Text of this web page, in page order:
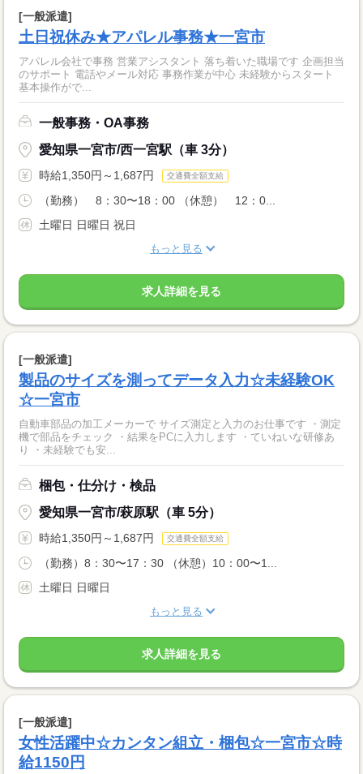
[一般派遣]
土日祝休み★アパレル事務★一宮市
アパレル会社で事務 営業アシスタント 落ち着いた職場です 企画担当
のサポート 電話やメール対応 事務作業が中心 未経験からスタート
基本操作がで...
一般事務・OA事務
愛知県一宮市/西一宮駅（車 3分）
時給1,350円～1,687円 交通費全額支給
（勤務） 8：30〜18：00 （休憩） 12：0...
土曜日 日曜日 祝日
もっと見る
求人詳細を見る
[一般派遣]
製品のサイズを測ってデータ入力☆未経験OK
☆一宮市
自動車部品の加工メーカーで サイズ測定と入力のお仕事です ・測定
機で部品をチェック ・結果をPCに入力します ・ていねいな研修あ
り ・未経験でも安...
梱包・仕分け・検品
愛知県一宮市/萩原駅（車 5分）
時給1,350円～1,687円 交通費全額支給
（勤務）8：30〜17：30 （休憩）10：00〜1...
土曜日 日曜日
もっと見る
求人詳細を見る
[一般派遣]
女性活躍中☆カンタン組立・梱包☆一宮市☆時
給1150円